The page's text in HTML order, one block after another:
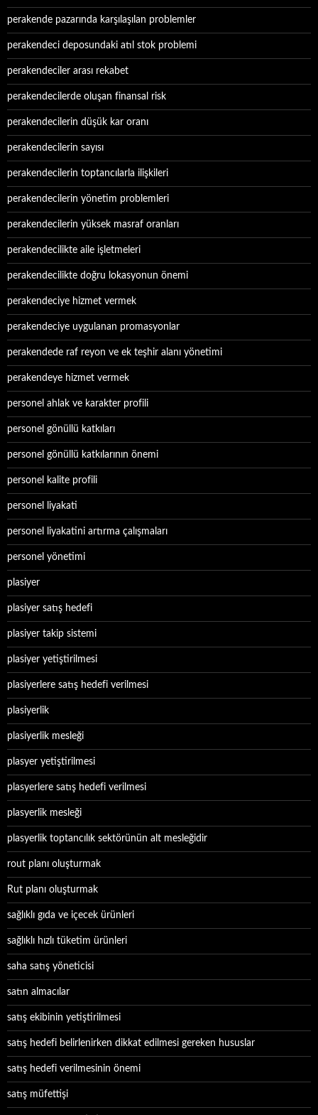
perakende pazarında karşılaşılan problemler
perakendeci deposundaki atıl stok problemi
perakendeciler arası rekabet
perakendecilerde oluşan finansal risk
perakendecilerin düşük kar oranı
perakendecilerin sayısı
perakendecilerin toptancılarla ilişkileri
perakendecilerin yönetim problemleri
perakendecilerin yüksek masraf oranları
perakendecilikte aile işletmeleri
perakendecilikte doğru lokasyonun önemi
perakendeciye hizmet vermek
perakendeciye uygulanan promasyonlar
perakendede raf reyon ve ek teşhir alanı yönetimi
perakendeye hizmet vermek
personel ahlak ve karakter profili
personel gönüllü katkıları
personel gönüllü katkılarının önemi
personel kalite profili
personel liyakati
personel liyakatini artırma çalışmaları
personel yönetimi
plasiyer
plasiyer satış hedefi
plasiyer takip sistemi
plasiyer yetiştirilmesi
plasiyerlere satış hedefi verilmesi
plasiyerlik
plasiyerlik mesleği
plasyer yetiştirilmesi
plasyerlere satış hedefi verilmesi
plasyerlik mesleği
plasyerlik toptancılık sektörünün alt mesleğidir
rout planı oluşturmak
Rut planı oluşturmak
sağlıklı gıda ve içecek ürünleri
sağlıklı hızlı tüketim ürünleri
saha satış yöneticisi
satın almacılar
satış ekibinin yetiştirilmesi
satış hedefi belirlenirken dikkat edilmesi gereken hususlar
satış hedefi verilmesinin önemi
satış müfettişi